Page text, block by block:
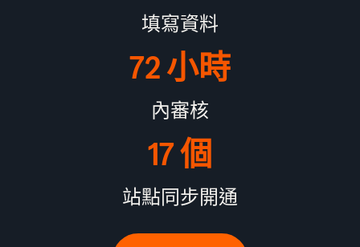
填寫資料
72 小時
內審核
17 個
站點同步開通